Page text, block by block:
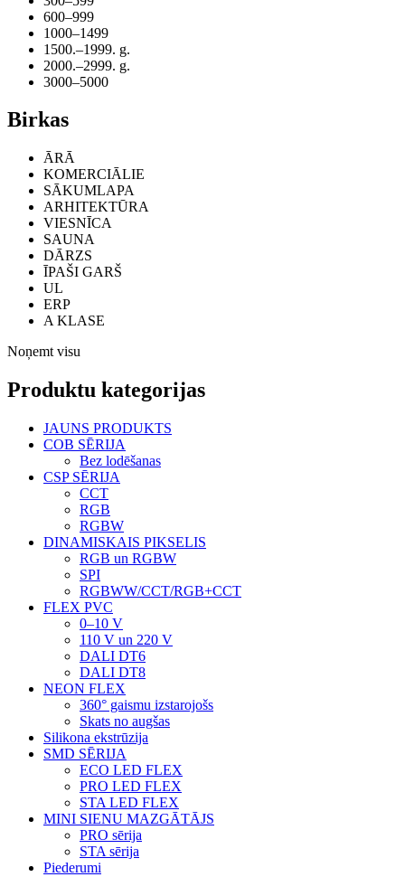
600–999
1000–1499
1500.–1999. g.
2000.–2999. g.
3000–5000
Birkas
ĀRĀ
KOMERCIĀLIE
SĀKUMLAPA
ARHITEKTŪRA
VIESNĪCA
SAUNA
DĀRZS
ĪPAŠI GARŠ
UL
ERP
A KLASE
Noņemt visu
Produktu kategorijas
JAUNS PRODUKTS
COB SĒRIJA
Bez lodēšanas
CSP SĒRIJA
CCT
RGB
RGBW
DINAMISKAIS PIKSELIS
RGB un RGBW
SPI
RGBWW/CCT/RGB+CCT
FLEX PVC
0–10 V
110 V un 220 V
DALI DT6
DALI DT8
NEON FLEX
360° gaismu izstarojošs
Skats no augšas
Silikona ekstrūzija
SMD SĒRIJA
ECO LED FLEX
PRO LED FLEX
STA LED FLEX
MINI SIENU MAZGĀTĀJS
PRO sērija
STA sērija
Piederumi